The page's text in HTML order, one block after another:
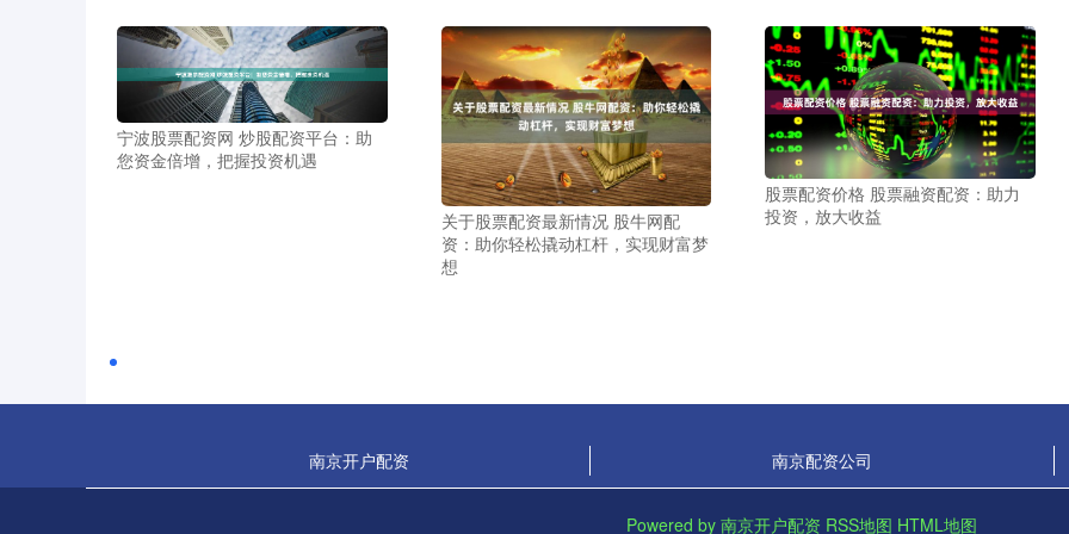
宁波股票配资网 炒股配资平台：助
您资金倍增，把握投资机遇
关于股票配资最新情况 股牛网配
资：助你轻松撬动杠杆，实现财富梦
想
股票配资价格 股票融资配资：助力
投资，放大收益
南京开户配资 南京配资公司
Powered by 南京开户配资 RSS地图 HTML地图